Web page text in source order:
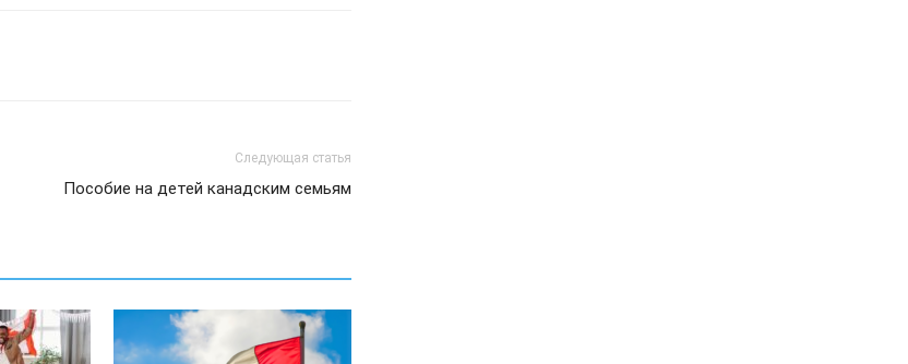
Следующая статья
Пособие на детей канадским семьям